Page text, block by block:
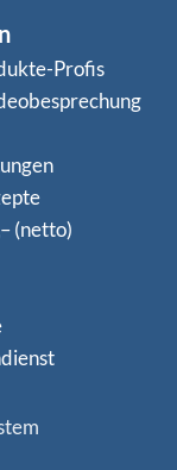
Profis
(netto)